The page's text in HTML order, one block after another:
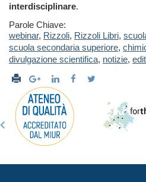
interdisciplinare.
Parole Chiave:
webinar, Rizzoli, Rizzoli Libri,
scuola secondaria superiore,
divulgazione scientifica, notizie,